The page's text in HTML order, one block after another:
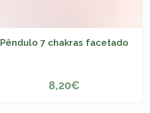
Pêndulo 7 chakras facetado
ESGOTADO
8,20€